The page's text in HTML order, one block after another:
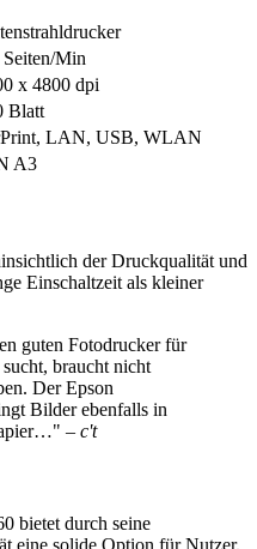
Seiten/Min
x 4800 dpi
Blatt
LAN, USB, WLAN
A3
der Druckqualität und
Einschaltzeit als kleiner
guten Fotodrucker für
braucht nicht
Der Epson
Bilder ebenfalls in
– c't
bietet durch seine